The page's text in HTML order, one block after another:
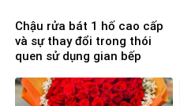
Chậu rửa bát 1 hố cao cấp
và sự thay đổi trong thói
quen sử dụng gian bếp